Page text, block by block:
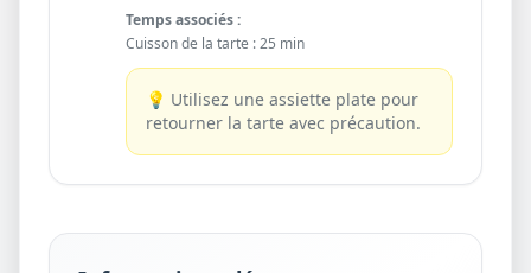
Temps associés :
Cuisson de la tarte :25 min
💡 Utilisez une assiette plate pour
retourner la tarte avec précaution.